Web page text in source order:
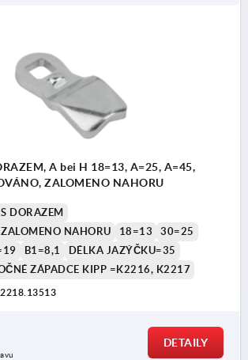
A bei H 18=13, A=25, A=45,
ZALOMENO NAHORU
DORAZEM
NAHORU
18=13
30=25
B1=8,1
DÉLKA JAZÝČKU=35
ZÁPADCE KIPP =K2216, K2217
DETAILY